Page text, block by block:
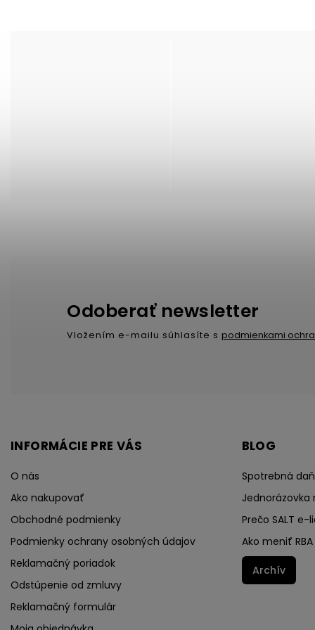
INFORMÁCIE PRE VÁS
O nás
Ako nakupovať
Obchodné podmienky
Podmienky ochrany osobných údajov
Reklamačný poriadok
Odstúpenie od zmluvy
Reklamačný formulár
BLOG
Spotrebná
Prečo SALT e-
Ako meniť
Archív
Odoberať newsletter
Vložením e-mailu súhlasíte s podmienkami